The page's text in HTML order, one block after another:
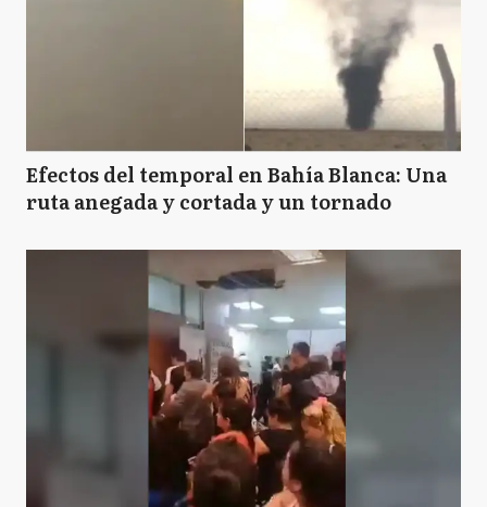
Efectos del temporal en Bahía Blanca: Una
ruta anegada y cortada y un tornado